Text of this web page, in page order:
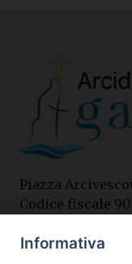
Piazza
Codice fiscale
Informativa